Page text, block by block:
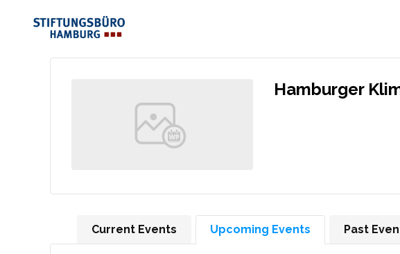
Hamburger
Current Events Upcoming Events Past